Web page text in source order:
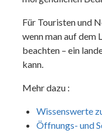
Für Touristen und
wenn man auf dem
beachten – ein
kann.
Mehr dazu :
Wissenswerte
Öffnungs- und